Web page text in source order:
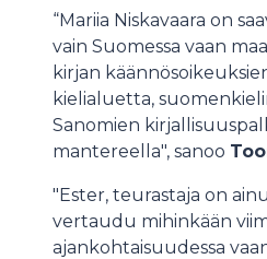
“Mariia Niskavaara on
vain Suomessa vaan
kirjan
kielialuetta,
Sanomien
mantereella", sanoo
"Ester, teurastaja on
vertaudu mihinkään
ajankohtaisuudessa